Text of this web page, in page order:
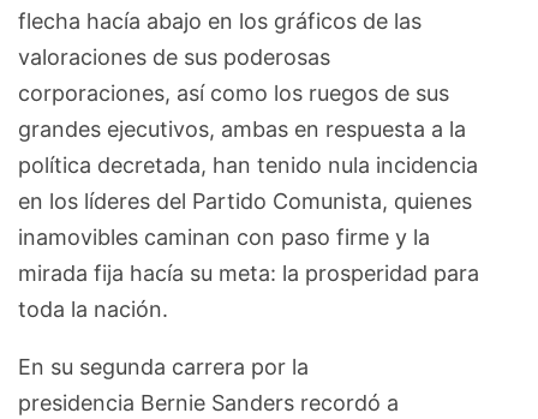
flecha hacía abajo en los gráficos de las
valoraciones de sus poderosas
corporaciones, así como los ruegos de sus
grandes ejecutivos, ambas en respuesta a la
política decretada, han tenido nula incidencia
en los líderes del Partido Comunista, quienes
inamovibles caminan con paso firme y la
mirada fija hacía su meta: la prosperidad para
toda la nación.
En su segunda carrera por la
presidencia Bernie Sanders recordó a